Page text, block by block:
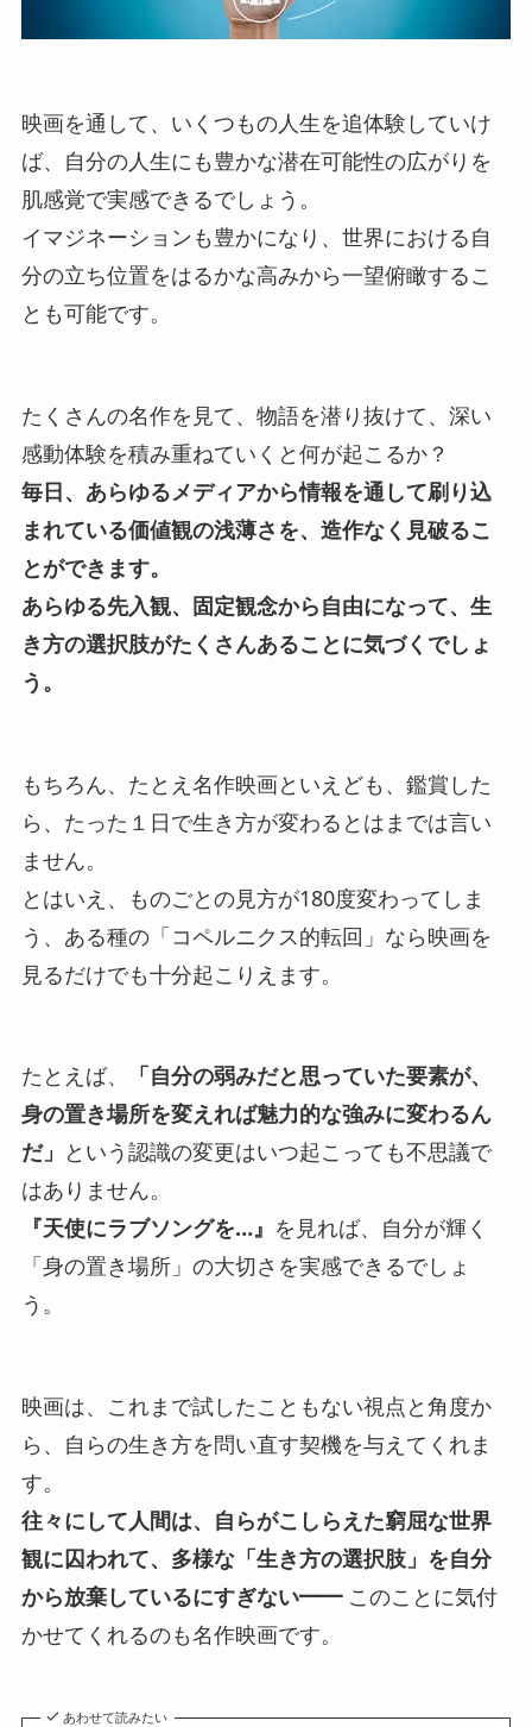
映画を通して、いくつもの人生を追体験していけ
ば、自分の人生にも豊かな潜在可能性の広がりを
肌感覚で実感できるでしょう。
イマジネーションも豊かになり、世界における自
分の立ち位置をはるかな高みから一望俯瞰するこ
とも可能です。
たくさんの名作を見て、物語を潜り抜けて、深い
感動体験を積み重ねていくと何が起こるか？
毎日、あらゆるメディアから情報を通して刷り込
まれている価値観の浅薄さを、造作なく見破るこ
とができます。
あらゆる先入観、固定観念から自由になって、生
き方の選択肢がたくさんあることに気づくでしょ
う。
もちろん、たとえ名作映画といえども、鑑賞した
ら、たった１日で生き方が変わるとはまでは言い
ません。
とはいえ、ものごとの見方が180度変わってしま
う、ある種の「コペルニクス的転回」なら映画を
見るだけでも十分起こりえます。
たとえば、
「自分の弱みだと思っていた要素が、
身の置き場所を変えれば魅力的な強みに変わるん
だ」 という認識の変更はいつ起こっても不思議で
はありません。
『天使にラブソングを…』 を見れば、自分が輝く
「身の置き場所」の大切さを実感できるでしょ
う。
映画は、これまで試したこともない視点と角度か
ら、自らの生き方を問い直す契機を与えてくれま
す。
往々にして人間は、自らがこしらえた窮屈な世界
観に囚われて、多様な「生き方の選択肢」を自分
から放棄しているにすぎない━━このことに気付
かせてくれるのも名作映画です。
あわせて読みたい